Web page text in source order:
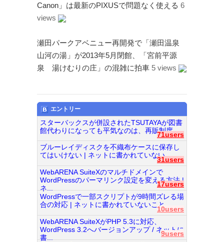
Canon」は最新のPIXUSで問題なく使える 6
views
瀬田パークアベニュー再開発で「瀬田温泉
山河の湯」が2013年5月閉館、「宮前平源
泉 湯けむりの庄」の混雑に拍車 5 views
エントリー
スターバックスが併設されたTSUTAYAが図書
館代わりになっても平気なのは、再販制度...
71users
ブルーレイディスクを不織布ケースに保存し
てはいけない | ネットに書かれていない...
31users
WebARENA SuiteXのマルチドメインで
WordPressのパーマリンク設定を変える方法 |
ネ...
17users
WordPressで一部スクリプトが9時間ズレる場
合の対応 | ネットに書かれていないこと...
10users
WebARENA SuiteXがPHP 5.3に対応、
WordPress 3.2へバージョンアップ / ネットに
書...
9users